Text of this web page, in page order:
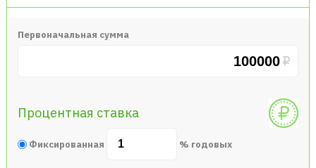
Первоначальная сумма
Процентная ставка
Фиксированная % годовых